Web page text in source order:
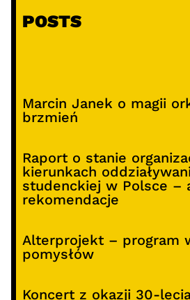
POSTS
Marcin Janek o magii
brzmień
Raport o stanie
kierunkach
studenckiej w Polsce –
rekomendacje
Alterprojekt – program
pomysłów
Koncert z okazji 30-